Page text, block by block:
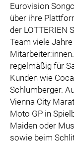
Eurovision
über ihre
der LOTTERIEN
Team viele
regelmäßig für
Kunden wie
Schlumberger.
Vienna City
Moto GP in
Maiden oder
sowie beim